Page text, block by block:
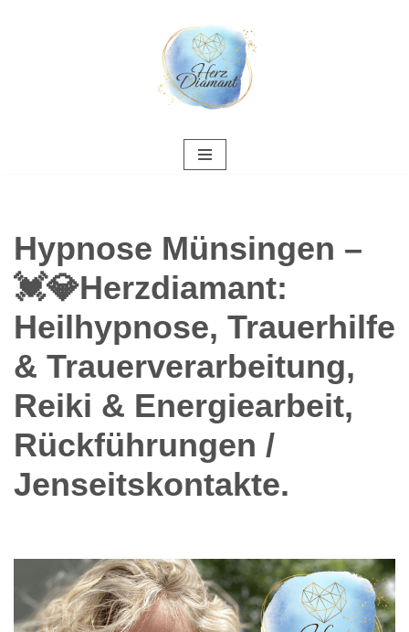
Hypnose Münsingen –
💓️💎Herzdiamant:
Heilhypnose, Trauerhilfe
& Trauerverarbeitung,
Reiki & Energiearbeit,
Rückführungen /
Jenseitskontakte.